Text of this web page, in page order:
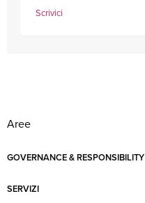
Scrivici
Aree
GOVERNANCE & RESPONSIBILITY
SERVIZI